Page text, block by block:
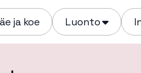
ja koe Luonto